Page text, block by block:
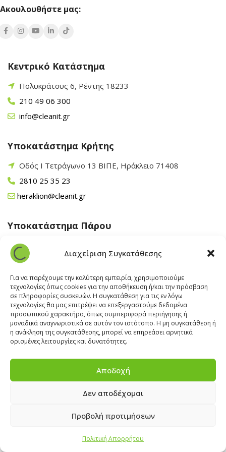
Διαχείριση Συγκατάθεσης
Για να παρέχουμε την καλύτερη εμπειρία, χρησιμοποιούμε
τεχνολογίες όπως cookies για την αποθήκευση ή/και την πρόσβαση
σε πληροφορίες συσκευών. Η συγκατάθεση για τις εν λόγω
τεχνολογίες θα μας επιτρέψει να επεξεργαστούμε δεδομένα
προσωπικού χαρακτήρα, όπως συμπεριφορά περιήγησης ή
μοναδικά αναγνωριστικά σε αυτόν τον ιστότοπο. Η μη συγκατάθεση ή
η ανάκληση της συγκατάθεσης, μπορεί να επηρεάσει αρνητικά
ορισμένες λειτουργίες και δυνατότητες.
Αποδοχή
Δεν αποδέχομαι
Προβολή προτιμήσεων
Πολιτική Απορρήτου
Ακουλουθήστε μας:
Κεντρικό Κατάστημα
Πολυκράτους 6, Ρέντης 18233
210 49 06 300
info@cleanit.gr
Υποκατάστημα Κρήτης
Οδός Ι Τετράγωνο 13 ΒΙΠΕ, Ηράκλειο 71408
2810 25 35 23
heraklion@cleanit.gr
Υποκατάστημα Πάρου
Άγιος Βλάσης Αρχίλοχος, Πάρος 84400
22840 43 163
paros@cleanit.gr
Υποκατάστημα Σαντορίνης
Έξω Γωνία, Σαντορίνη847 00
22860 22322
CORNER|ΕΠΙΚΟΙΝΩΝΙΑ
2025 © CLEANIT Equipment and Supplies